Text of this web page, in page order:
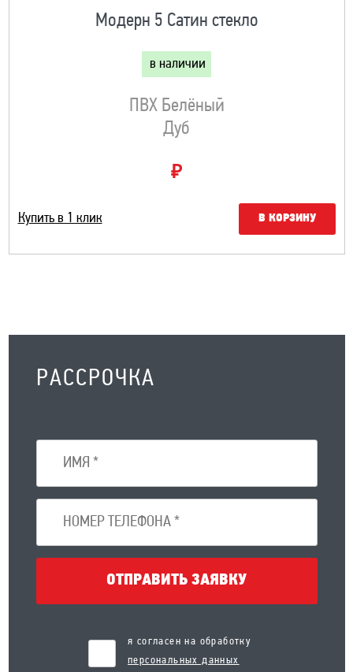
Модерн 5 Сатин стекло
в наличии
ПВХ Белёный
Дуб
₽
Купить в 1 клик В КОРЗИНУ
РАССРОЧКА
ОТПРАВИТЬ ЗАЯВКУ
я согласен на обработку
персональных данных